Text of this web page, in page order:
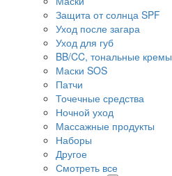
Защита от солнца SPF
Уход после загара
Уход для губ
BB/CC, тональные кремы
Маски SOS
Патчи
Точечные средства
Ночной уход
Массажные продукты
Наборы
Другое
Смотреть все